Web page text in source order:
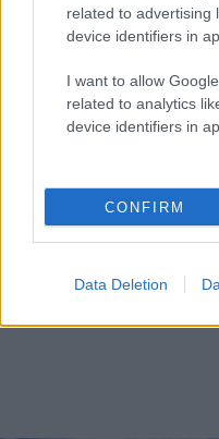
related to advertising
device identifiers in
I want to allow
related to analytics
device identifiers in
CONFIRM
Data Deletion